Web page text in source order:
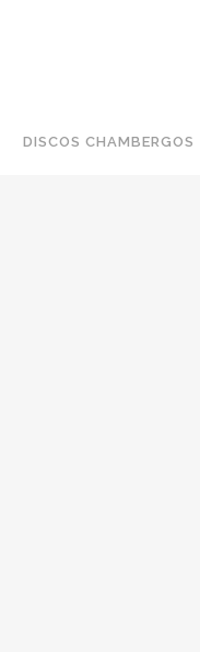
DISCOS CHAMBERGOS